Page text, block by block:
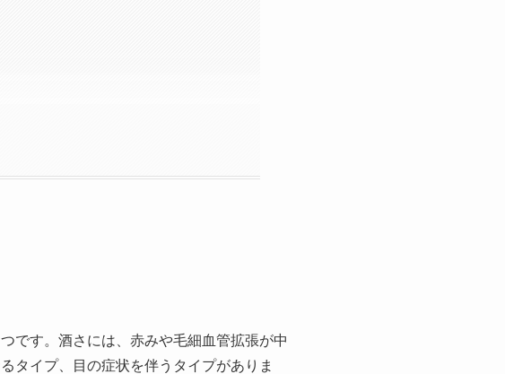
です。酒さには、赤みや毛細血管拡張が中
タイプ、目の症状を伴うタイプがありま